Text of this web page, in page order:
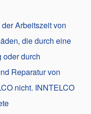
Arbeitszeit von
die durch eine
oder durch
Reparatur von
nicht. INNTELCO